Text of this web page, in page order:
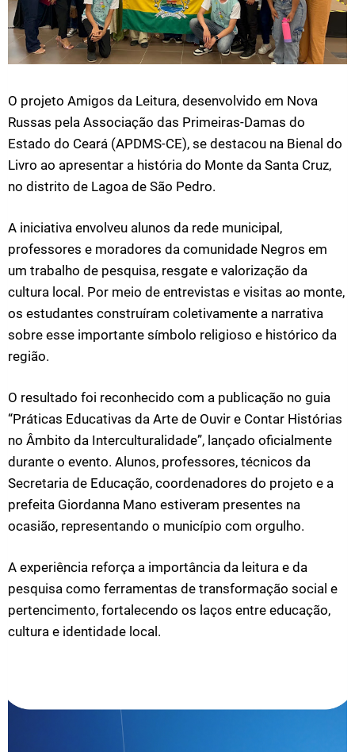
O projeto Amigos da Leitura, desenvolvido em Nova
Russas pela Associação das Primeiras-Damas do
Estado do Ceará (APDMS-CE), se destacou na Bienal do
Livro ao apresentar a história do Monte da Santa Cruz,
no distrito de Lagoa de São Pedro.
A iniciativa envolveu alunos da rede municipal,
professores e moradores da comunidade Negros em
um trabalho de pesquisa, resgate e valorização da
cultura local. Por meio de entrevistas e visitas ao monte,
os estudantes construíram coletivamente a narrativa
sobre esse importante símbolo religioso e histórico da
região.
O resultado foi reconhecido com a publicação no guia
“Práticas Educativas da Arte de Ouvir e Contar Histórias
no Âmbito da Interculturalidade”, lançado oficialmente
durante o evento. Alunos, professores, técnicos da
Secretaria de Educação, coordenadores do projeto e a
prefeita Giordanna Mano estiveram presentes na
ocasião, representando o município com orgulho.
A experiência reforça a importância da leitura e da
pesquisa como ferramentas de transformação social e
pertencimento, fortalecendo os laços entre educação,
cultura e identidade local.